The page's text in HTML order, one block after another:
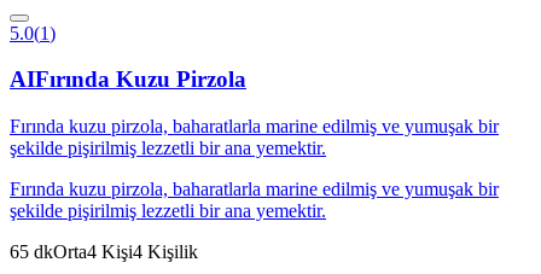
5.0(1)
AIFırında Kuzu Pirzola
Fırında kuzu pirzola, baharatlarla marine edilmiş ve yumuşak bir
şekilde pişirilmiş lezzetli bir ana yemektir.
Fırında kuzu pirzola, baharatlarla marine edilmiş ve yumuşak bir
şekilde pişirilmiş lezzetli bir ana yemektir.
65 dkOrta4 Kişi4 Kişilik